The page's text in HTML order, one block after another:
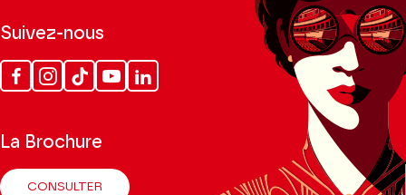
Suivez-nous
FacebookInstagram
Tik
Tok
YoutubeLinkedin
La Brochure
CONSULTER